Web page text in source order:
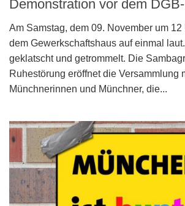
Demonstration vor dem
Am Samstag, dem 09. November um
dem Gewerkschaftshaus auf einmal
geklatscht und getrommelt. Die
Ruhestörung eröffnet die Versammlung
Münchnerinnen und Münchner, die...